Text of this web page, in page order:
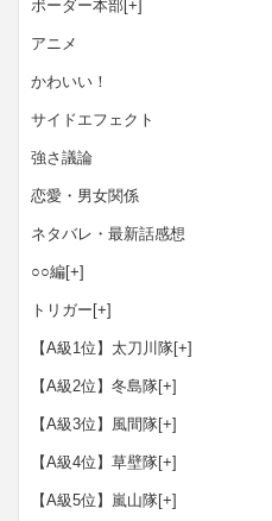
ボーダー本部[+]
アニメ
かわいい！
サイドエフェクト
強さ議論
恋愛・男女関係
ネタバレ・最新話感想
○○編[+]
トリガー [+]
【A級1位】太刀川隊[+]
【A級2位】冬島隊[+]
【A級3位】風間隊[+]
【A級4位】草壁隊[+]
【A級5位】嵐山隊[+]